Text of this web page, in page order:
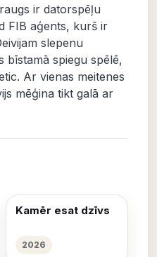
ir datorspēļu
FIB aģents, kurš ir
slepenu
bīstamā spiegu spēlē,
Ar vienas meitenes
mēģina tikt galā ar
Kamēr esat dzīvs
2026